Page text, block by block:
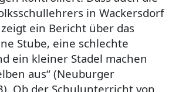
in Wackersdorf
ein Bericht über das
Stube, eine schlechte
ein kleiner Stadel machen
aus“ (Neuburger
Ob der Schulunterricht von